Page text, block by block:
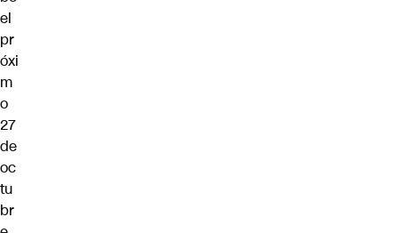
el
pr
óxi
m
o
27
de
oc
tu
br